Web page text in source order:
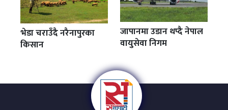
भेडा चराउँदै नरैनापुरका
किसान
जापानमा उडान थप्दै नेपाल
वायुसेवा निगम